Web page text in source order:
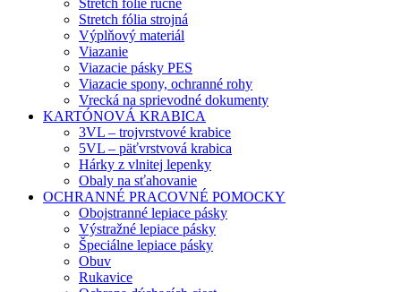
Stretch fólie ručné
Stretch fólia strojná
Výplňový materiál
Viazanie
Viazacie pásky PES
Viazacie spony, ochranné rohy
Vrecká na sprievodné dokumenty
KARTÓNOVÁ KRABICA
3VL – trojvrstvové krabice
5VL – päťvrstvová krabica
Hárky z vlnitej lepenky
Obaly na sťahovanie
OCHRANNÉ PRACOVNÉ POMOCKY
Obojstranné lepiace pásky
Výstražné lepiace pásky
Špeciálne lepiace pásky
Obuv
Rukavice